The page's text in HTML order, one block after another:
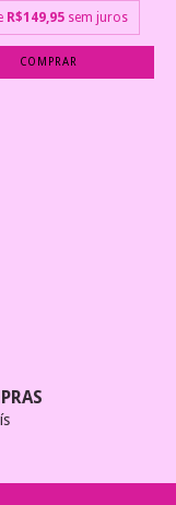
R$149,95 sem juros
COMPRAR